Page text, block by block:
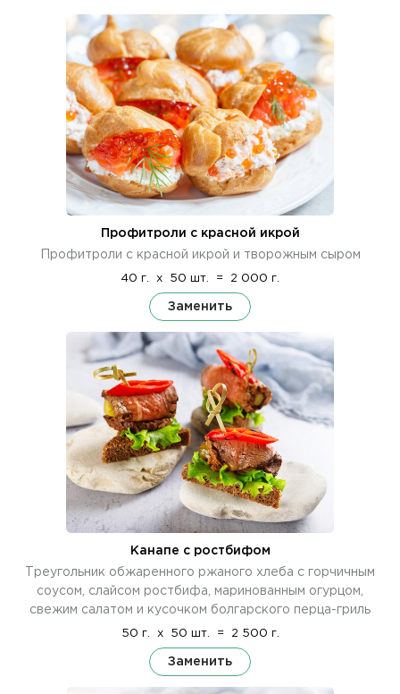
Профитроли с красной икрой
Профитроли с красной икрой и творожным сыром
40 г. x 50 шт. = 2 000 г.
Заменить
Канапе с ростбифом
Треугольник обжаренного ржаного хлеба с горчичным
соусом, слайсом ростбифа, маринованным огурцом,
свежим салатом и кусочком болгарского перца-гриль
50 г. x 50 шт. = 2 500 г.
Заменить